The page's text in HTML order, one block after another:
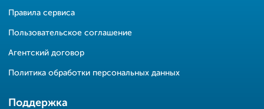
Правила сервиса
Пользовательское соглашение
Агентский договор
Политика обработки персональных данных
Поддержка